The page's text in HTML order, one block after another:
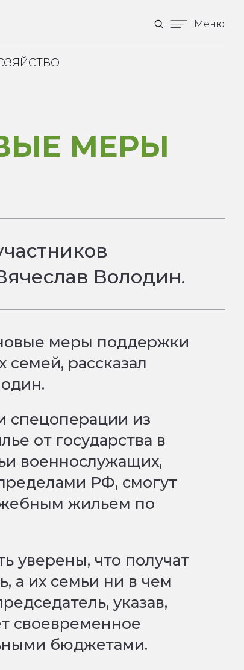
Меню
МЕРЫ
Володин.
меры поддержки
семей, рассказал
спецоперации из
от государства в
военнослужащих,
РФ, смогут
жильем по
уверены, что получат
а их семьи ни в чем
указав,
своевременное
бюджетами.